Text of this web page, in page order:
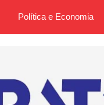
Política e Economia